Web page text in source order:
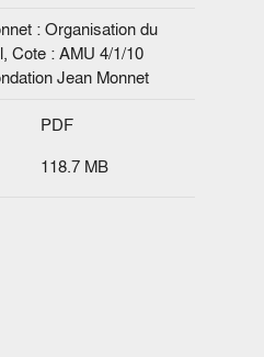
: Organisation du
Cote : AMU 4/1/10
Jean Monnet
PDF
118.7 MB